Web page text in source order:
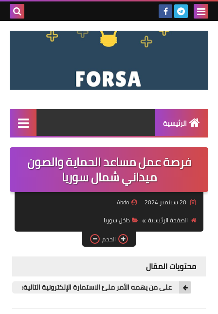
بحث
الرئيسية
القائمة
مناقصات
فرص عمل داخل سوريا
فرص عمل في العراق
فرص عمل في اليمن
دورات تدريبية
فرصة عمل مساعد الحماية والصون
ميداني شمال سوريا
20 سبتمبر 2024
Abdo
الصفحة الرئيسية
داخل سوريا
الحجم
محتويات المقال
على من يهمه الأمر ملئ الاستمارة الإلكترونية التالية: